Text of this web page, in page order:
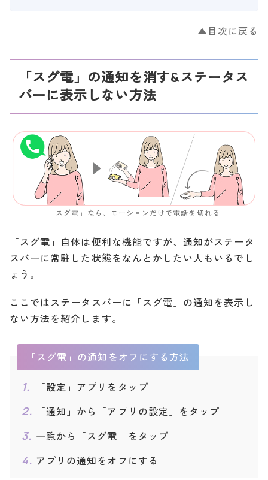
▲目次に戻る
「スグ電」の通知を消す&ステータス
バーに表示しない方法
「スグ電」なら、モーションだけで電話を切れる
「スグ電」自体は便利な機能ですが、通知がステータ
スバーに常駐した状態をなんとかしたい人もいるでし
ょう。
ここではステータスバーに「スグ電」の通知を表示し
ない方法を紹介します。
「スグ電」の通知をオフにする方法
「設定」アプリをタップ
「通知」から「アプリの設定」をタップ
一覧から「スグ電」をタップ
アプリの通知をオフにする